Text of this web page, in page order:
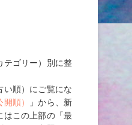
テゴリー）別に整
い順）にご覧にな
順）
」から、新
はこの上部の「最